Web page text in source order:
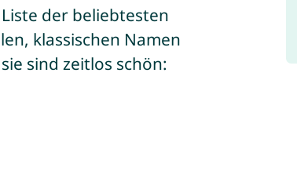
der beliebtesten
klassischen Namen
sind zeitlos schön: